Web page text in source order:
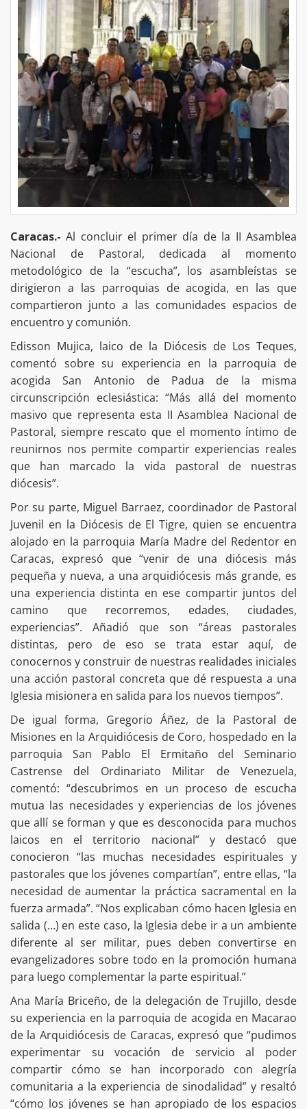
Caracas.- Al concluir el primer día de la II Asamblea
Nacional de Pastoral, dedicada al momento
metodológico de la “escucha”, los asambleístas se
dirigieron a las parroquias de acogida, en las que
compartieron junto a las comunidades espacios de
encuentro y comunión.
Edisson Mujica, laico de la Diócesis de Los Teques,
comentó sobre su experiencia en la parroquia de
acogida San Antonio de Padua de la misma
circunscripción eclesiástica: “Más allá del momento
masivo que representa esta II Asamblea Nacional de
Pastoral, siempre rescato que el momento íntimo de
reunirnos nos permite compartir experiencias reales
que han marcado la vida pastoral de nuestras
diócesis”.
Por su parte, Miguel Barraez, coordinador de Pastoral
Juvenil en la Diócesis de El Tigre, quien se encuentra
alojado en la parroquia María Madre del Redentor en
Caracas, expresó que “venir de una diócesis más
pequeña y nueva, a una arquidiócesis más grande, es
una experiencia distinta en ese compartir juntos del
camino que recorremos, edades, ciudades,
experiencias”. Añadió que son “áreas pastorales
distintas, pero de eso se trata estar aquí, de
conocernos y construir de nuestras realidades iniciales
una acción pastoral concreta que dé respuesta a una
Iglesia misionera en salida para los nuevos tiempos”.
De igual forma, Gregorio Áñez, de la Pastoral de
Misiones en la Arquidiócesis de Coro, hospedado en la
parroquia San Pablo El Ermitaño del Seminario
Castrense del Ordinariato Militar de Venezuela,
comentó: “descubrimos en un proceso de escucha
mutua las necesidades y experiencias de los jóvenes
que allí se forman y que es desconocida para muchos
laicos en el territorio nacional” y destacó que
conocieron “las muchas necesidades espirituales y
pastorales que los jóvenes compartían”, entre ellas, “la
necesidad de aumentar la práctica sacramental en la
fuerza armada”. “Nos explicaban cómo hacen Iglesia en
salida (…) en este caso, la Iglesia debe ir a un ambiente
diferente al ser militar, pues deben convertirse en
evangelizadores sobre todo en la promoción humana
para luego complementar la parte espiritual.”
Ana María Briceño, de la delegación de Trujillo, desde
su experiencia en la parroquia de acogida en Macarao
de la Arquidiócesis de Caracas, expresó que “pudimos
experimentar su vocación de servicio al poder
compartir cómo se han incorporado con alegría
comunitaria a la experiencia de sinodalidad” y resaltó
“cómo los jóvenes se han apropiado de los espacios